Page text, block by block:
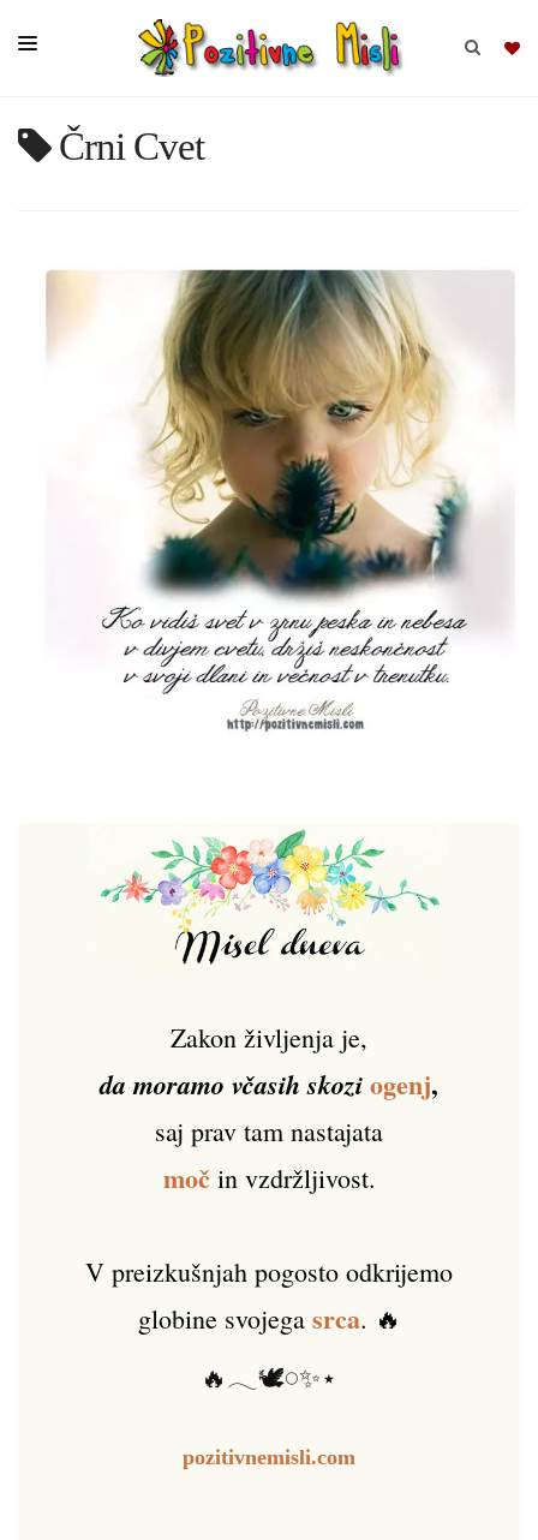
Črni Cvet
Zakon življenja je,
da moramo včasih skoziogenj,
saj prav tam nastajata
močin vzdržljivost.
V preizkušnjah pogosto odkrijemo
globine svojega srca. 🔥
🔥𓂃🕊️𓏸✨⋆
pozitivnemisli.com